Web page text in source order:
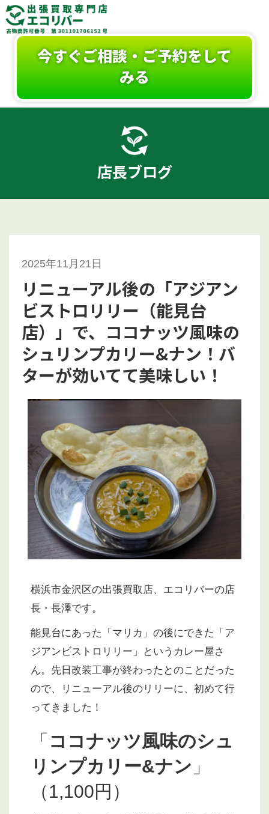
今すぐご相談・ご予約をして
みる
店長ブログ
2025年11月21日
リニューアル後の「アジアン
ビストロリリー（能見台
店）」で、ココナッツ風味の
シュリンプカリー&ナン！バ
ターが効いてて美味しい！
横浜市金沢区の出張買取店、エコリバーの店
長・長澤です。
能見台にあった「マリカ」の後にできた「ア
ジアンビストロリリー」というカレー屋さ
ん。先日改装工事が終わったとのことだった
ので、リニューアル後のリリーに、初めて行
ってきました！
「 ココナッツ風味のシュ
リンプカリー&ナン 」
（1,100円）